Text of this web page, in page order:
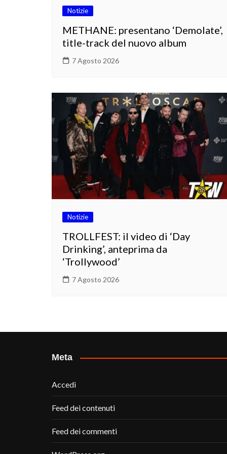
Notizie
METHANE: presentano ‘Demolate’,
title-track del nuovo album
7 Agosto 2026
Notizie
TROLLFEST: il video di ‘Day
Drinking’, anteprima da
‘Trollywood’
7 Agosto 2026
Meta
Accedi
Feed dei contenuti
Feed dei commenti